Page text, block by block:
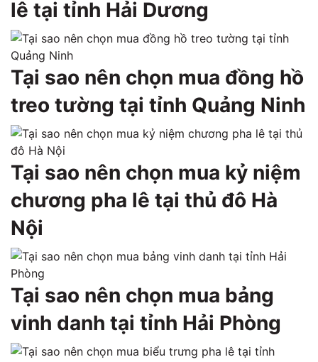
lê tại tỉnh Hải Dương
Tại sao nên chọn mua đồng hồ
treo tường tại tỉnh Quảng Ninh
Tại sao nên chọn mua kỷ niệm
chương pha lê tại thủ đô Hà
Nội
Tại sao nên chọn mua bảng
vinh danh tại tỉnh Hải Phòng